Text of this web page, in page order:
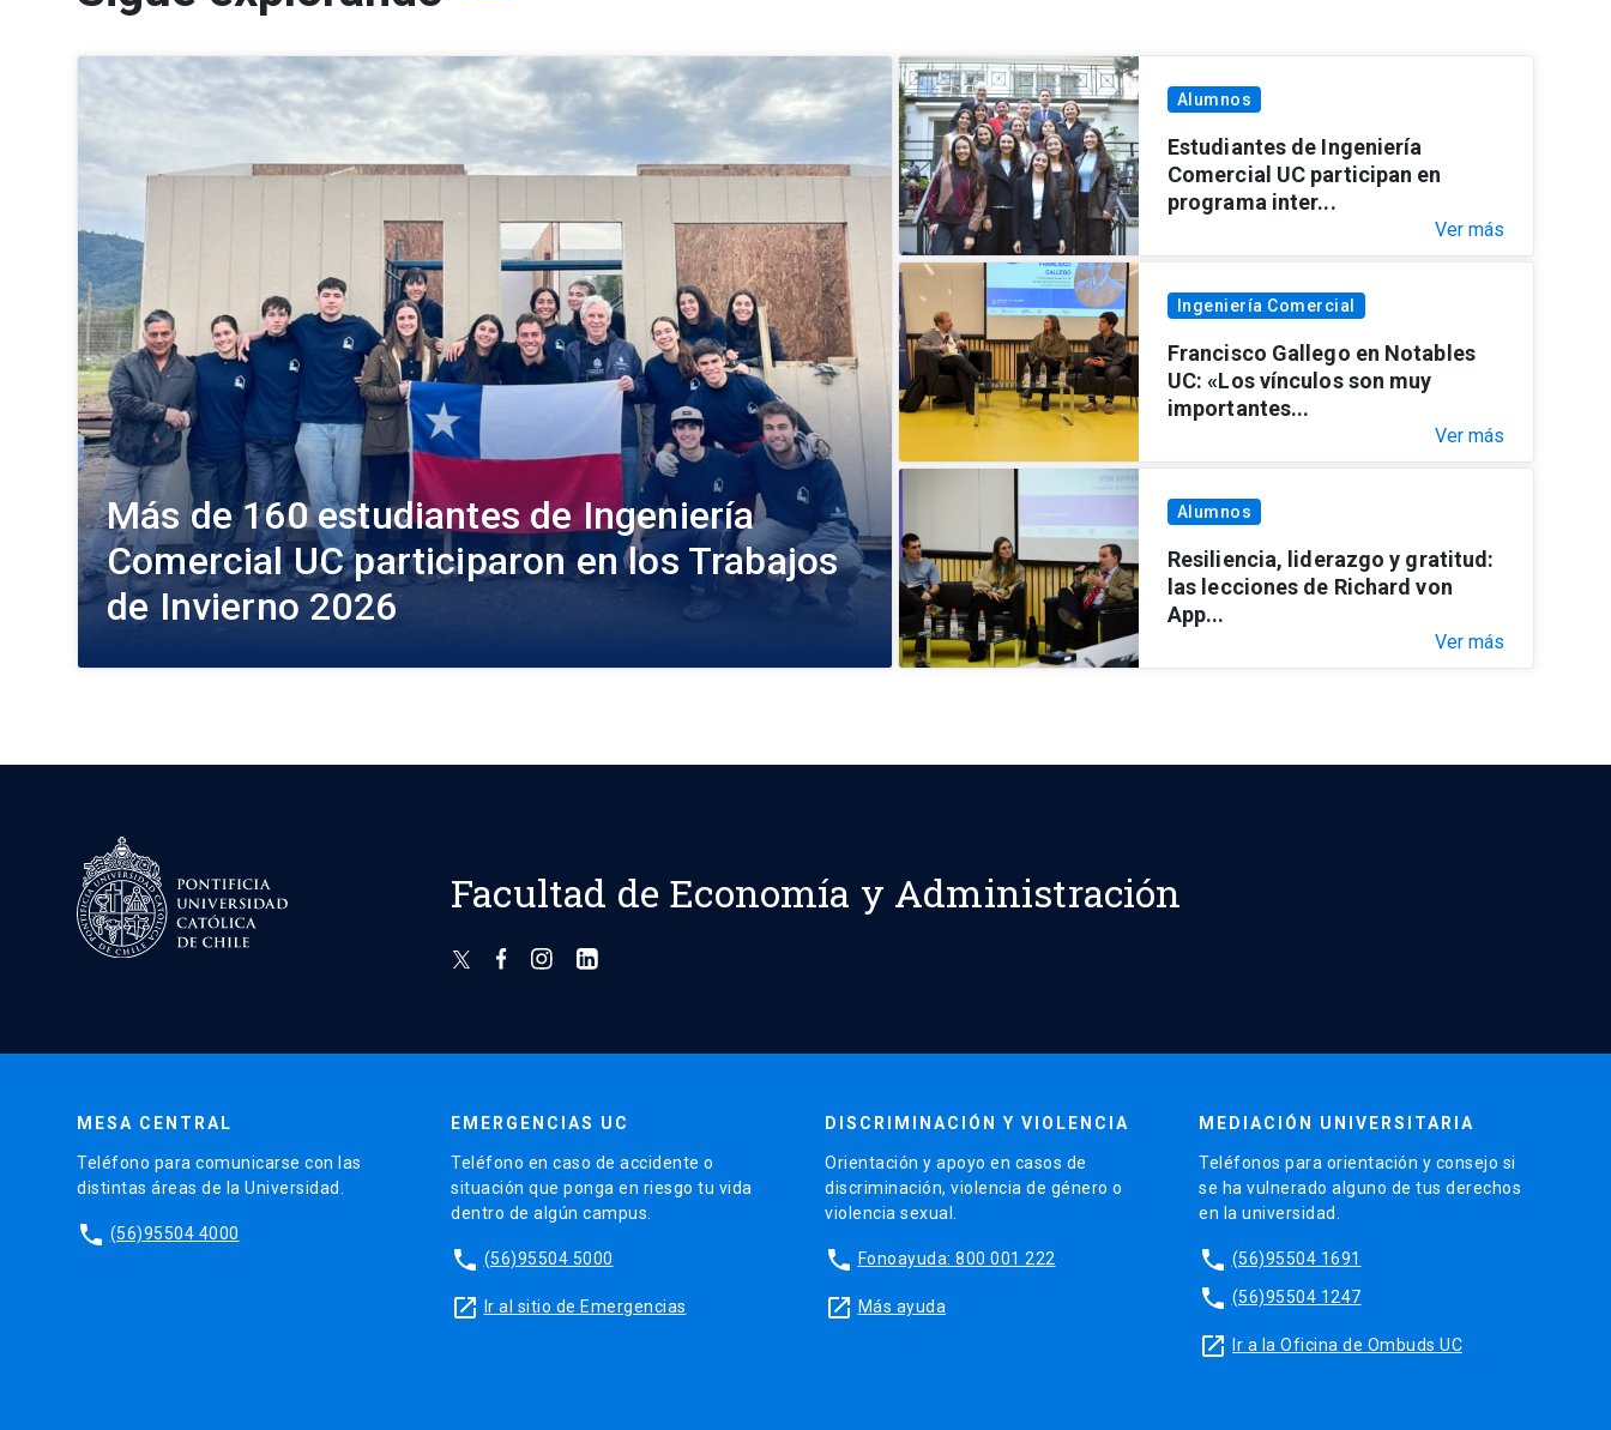
Más de 160 estudiantes de Ingeniería
Comercial UC participaron en los Trabajos
de Invierno 2026
Alumnos
Estudiantes de Ingeniería
Comercial UC participan en
programa inter...
Ver más
Ingeniería Comercial
Francisco Gallego en Notables
UC: «Los vínculos son muy
importantes...
Ver más
Alumnos
Resiliencia, liderazgo y gratitud:
las lecciones de Richard von
App...
Ver más
Facultad de Economía y Administración
MESA CENTRAL
Teléfono para comunicarse con las
distintas áreas de la Universidad.
phone (56)95504 4000
EMERGENCIAS UC
Teléfono en caso de accidente o
situación que ponga en riesgo tu vida
dentro de algún campus.
phone (56)95504 5000
launch Ir al sitio de Emergencias
DISCRIMINACIÓN Y VIOLENCIA
Orientación y apoyo en casos de
discriminación, violencia de género o
violencia sexual.
phone Fonoayuda: 800 001 222
launch Más ayuda
MEDIACIÓN UNIVERSITARIA
Teléfonos para orientación y consejo si
se ha vulnerado alguno de tus derechos
en la universidad.
phone (56)95504 1691
phone (56)95504 1247
launch Ir a la Oficina de Ombuds UC